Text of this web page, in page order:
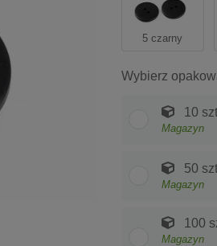
5 czarny
Wybierz
10
Magazyn
50
Magazyn
100
Magazyn